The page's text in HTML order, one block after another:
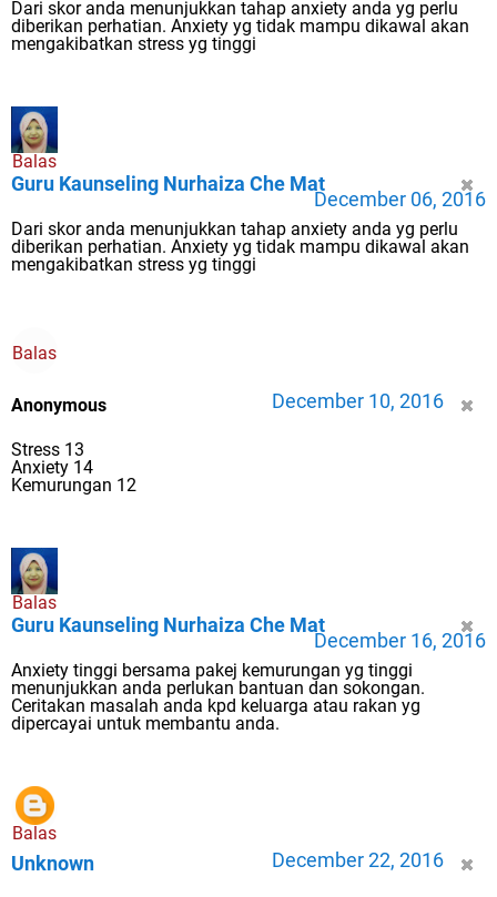
Dari skor anda menunjukkan tahap anxiety anda yg perlu
diberikan perhatian. Anxiety yg tidak mampu dikawal akan
mengakibatkan stress yg tinggi
Balas
Guru Kaunseling Nurhaiza Che Mat
December 06, 2016
Dari skor anda menunjukkan tahap anxiety anda yg perlu
diberikan perhatian. Anxiety yg tidak mampu dikawal akan
mengakibatkan stress yg tinggi
Balas
Anonymous December 10, 2016
Stress 13
Anxiety 14
Kemurungan 12
Balas
Guru Kaunseling Nurhaiza Che Mat
December 16, 2016
Anxiety tinggi bersama pakej kemurungan yg tinggi
menunjukkan anda perlukan bantuan dan sokongan.
Ceritakan masalah anda kpd keluarga atau rakan yg
dipercayai untuk membantu anda.
Balas
Unknown December 22, 2016